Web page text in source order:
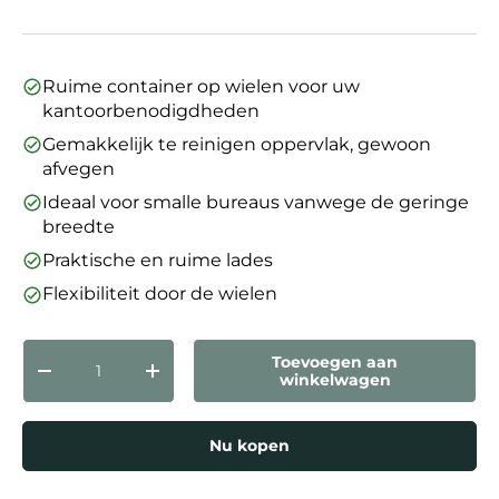
Ruime container op wielen voor uw
kantoorbenodigdheden
Gemakkelijk te reinigen oppervlak, gewoon
afvegen
Ideaal voor smalle bureaus vanwege de geringe
breedte
Praktische en ruime lades
Flexibiliteit door de wielen
Aantal
Verlaag de hoeveelheidVerhoog de hoeveelheid
Toevoegen aan
winkelwagen
Nu kopen